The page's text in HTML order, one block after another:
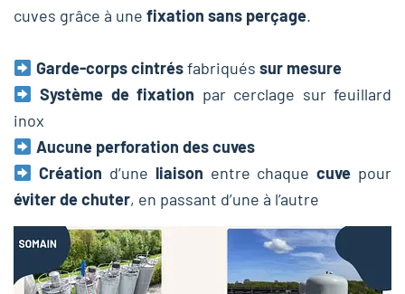
cuves grâce à une fixation sans perçage.
Garde-corps cintrésfabriqués sur mesure
Système de fixation par cerclage sur feuillard
inox
Aucune perforation des cuves
Création d’une liaison entre chaquecuve pour
éviter de chuter, en passant d’une à l’autre